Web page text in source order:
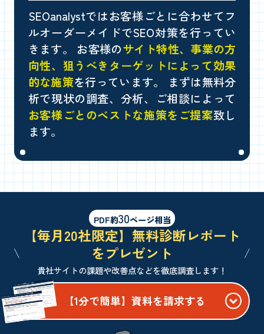
SEOanalystではお客様ごとに合わせてフ
ルオーダーメイドでSEO対策を行ってい
きます。
お客様のサイト特性、事業の方
向性、狙うべきターゲットによって効果
的な施策を行っています。
まずは無料分
析で現状の調査、分析、ご相談によって
お客様ごとのベストな施策をご提案致し
ます。
PDF約30ページ相当
【毎月20社限定】無料診断レポート
をプレゼント
貴社サイトの課題や改善点などを徹底調査します！
【1分で簡単】資料を請求する
" alt="">